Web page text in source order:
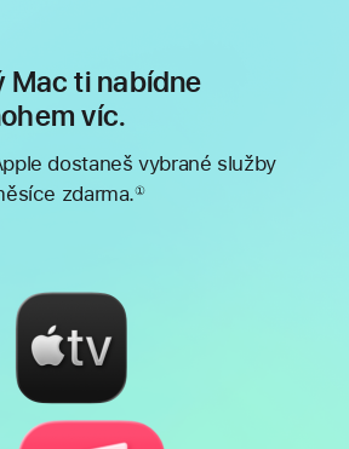
Mac ti nabídne
víc.
dostaneš vybrané služby
zdarma.①